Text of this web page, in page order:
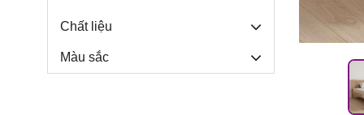
Chất liệu
Màu sắc